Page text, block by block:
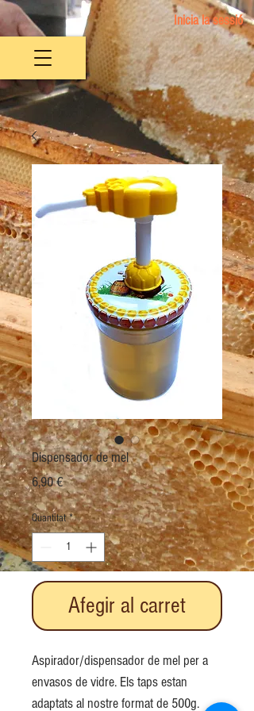
Inicia la sessió
Dispensador de mel
6,90 €Price
Quantitat *
Afegir al carret
Aspirador/dispensador de mel per a
envasos de vidre. Els taps estan
adaptats al nostre format de 500g.